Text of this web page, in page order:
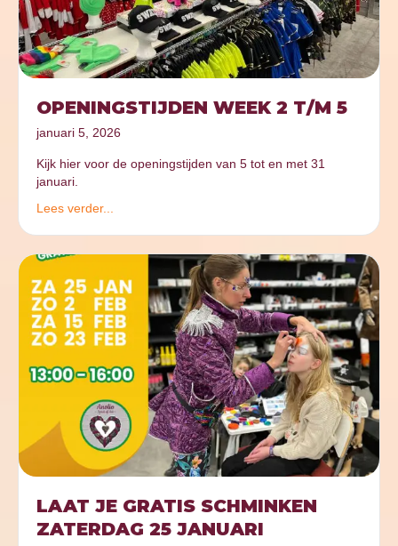
OPENINGSTIJDEN WEEK 2 T/M 5
januari 5, 2026
Kijk hier voor de openingstijden van 5 tot en met 31
januari.
Lees verder...
LAAT JE GRATIS SCHMINKEN
ZATERDAG 25 JANUARI